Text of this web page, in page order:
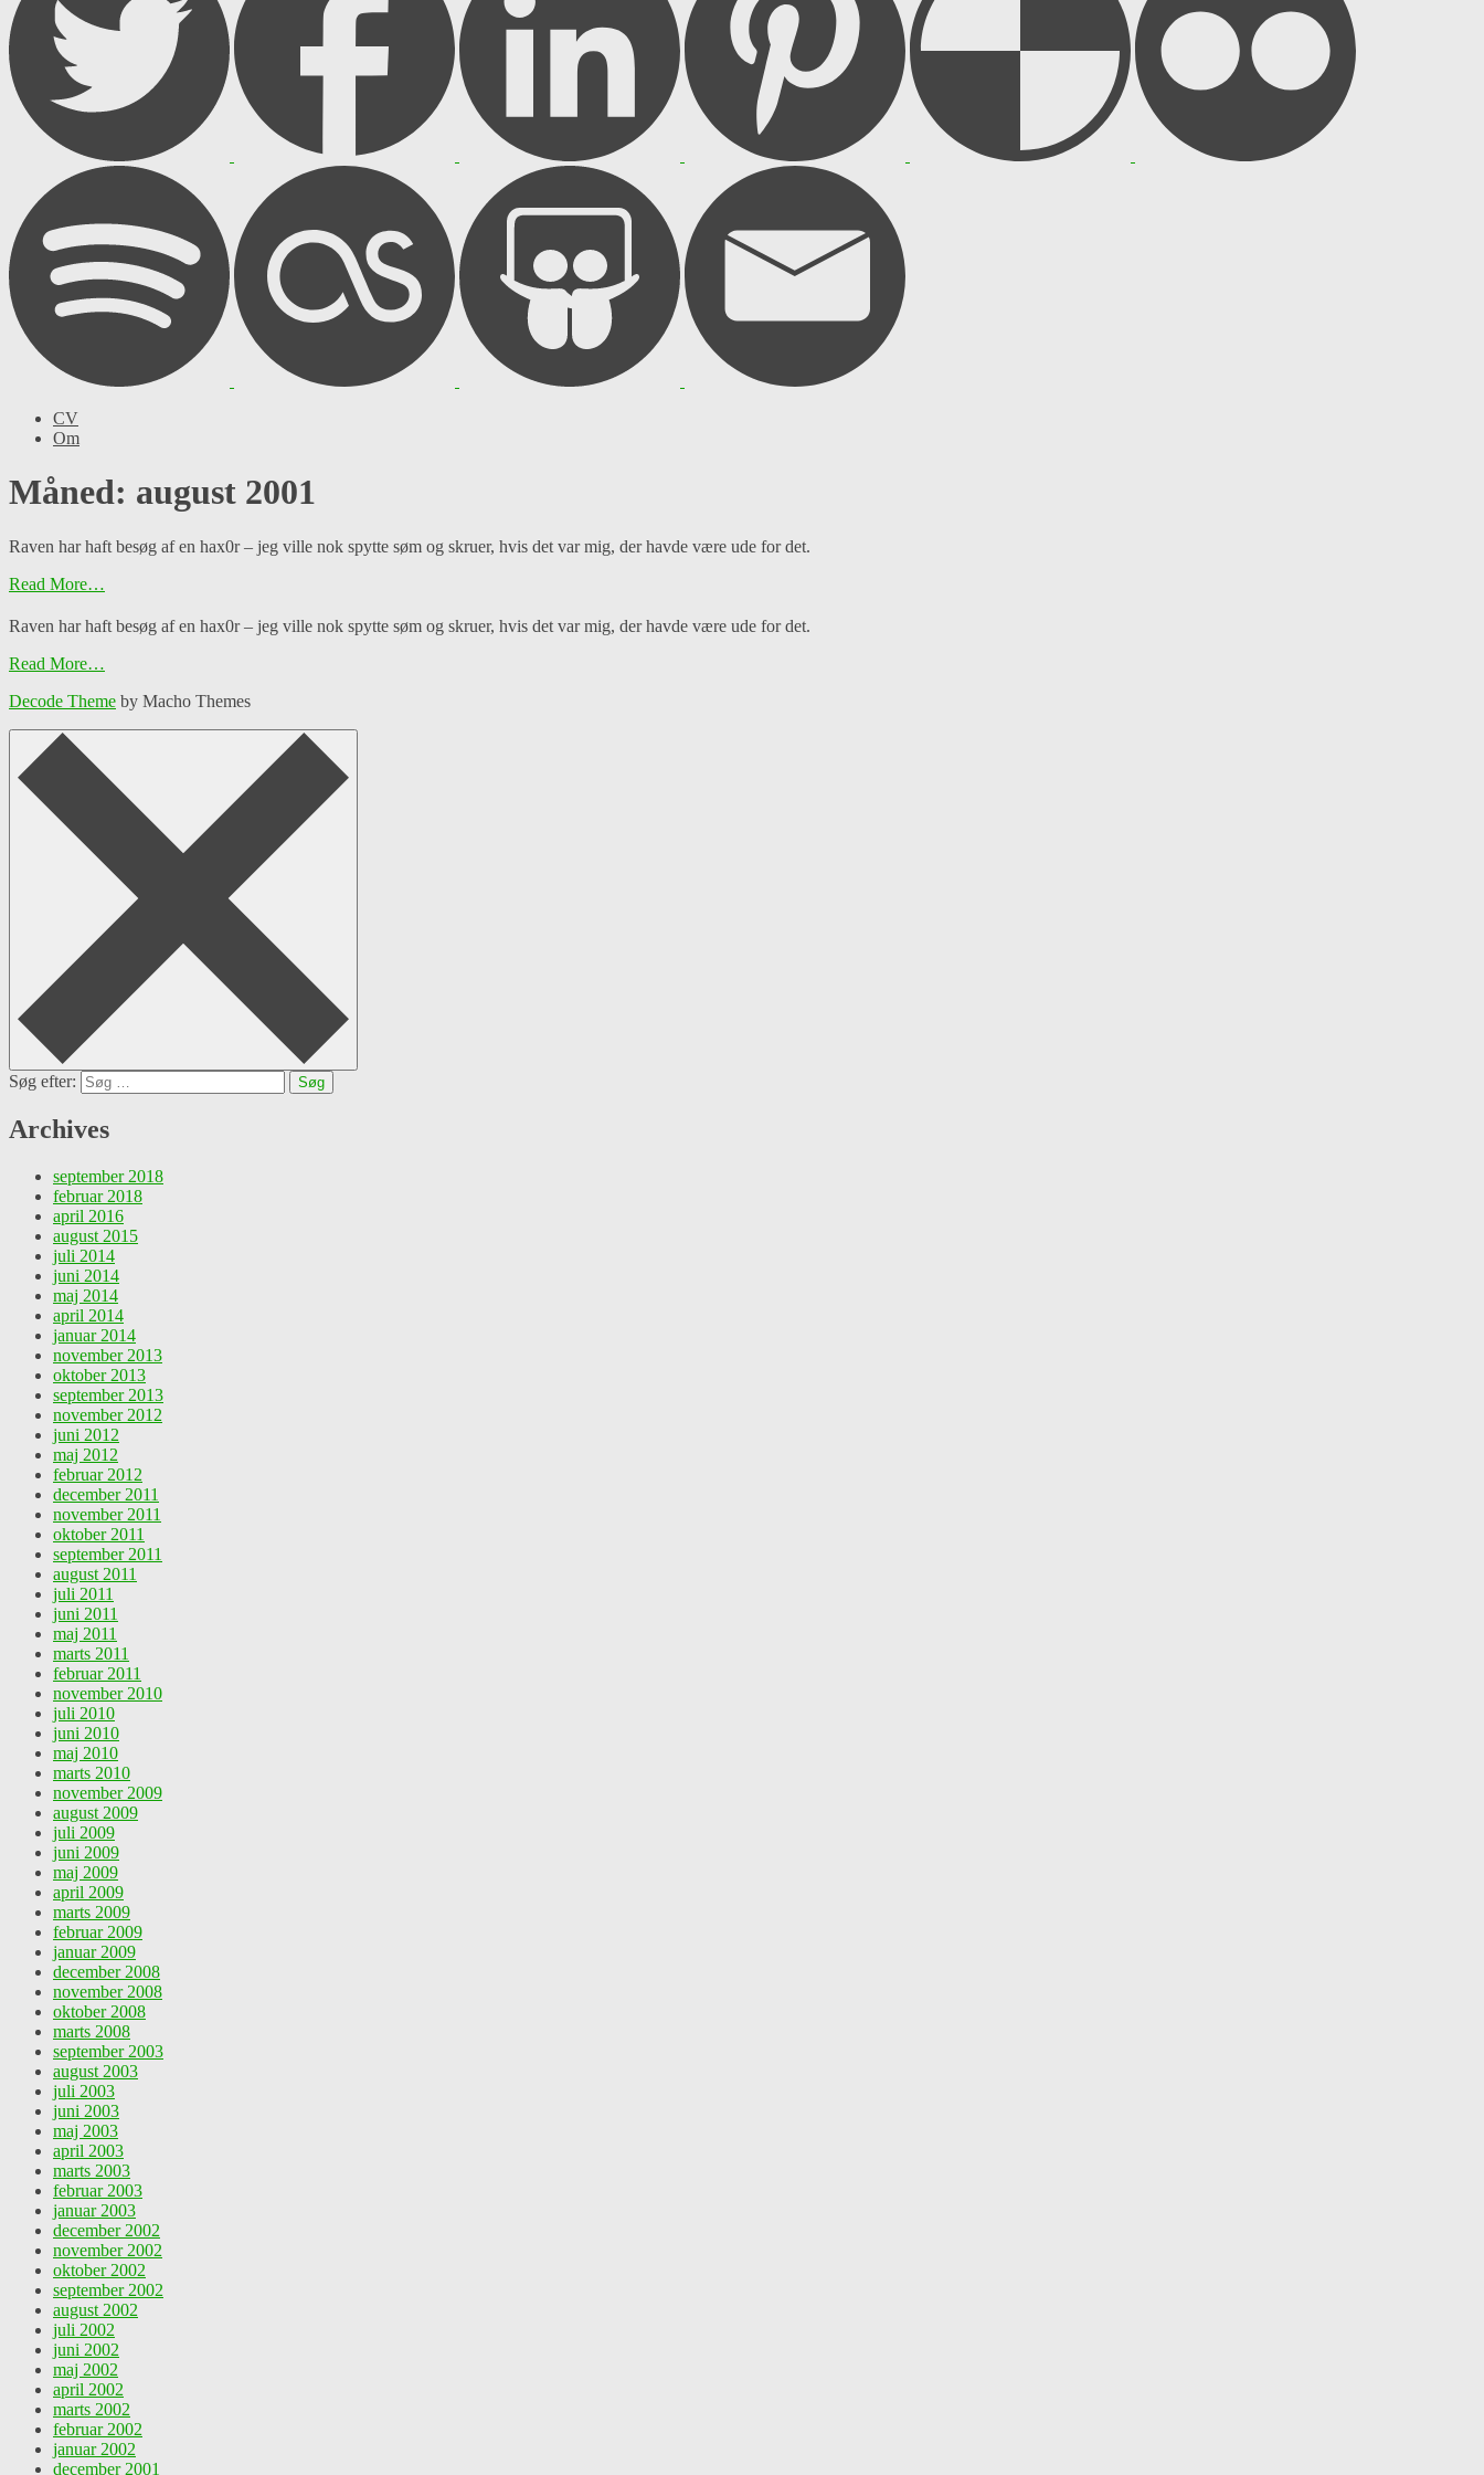
CV
Om
Måned: august 2001
Raven har haft besøg af en hax0r – jeg ville nok spytte søm og skruer, hvis det var mig, der havde være ude for det.
Read More…
Raven har haft besøg af en hax0r – jeg ville nok spytte søm og skruer, hvis det var mig, der havde være ude for det.
Read More…
Decode Theme by Macho Themes
Søg efter:
Archives
september 2018
februar 2018
april 2016
august 2015
juli 2014
juni 2014
maj 2014
april 2014
januar 2014
november 2013
oktober 2013
september 2013
november 2012
juni 2012
maj 2012
februar 2012
december 2011
november 2011
oktober 2011
september 2011
august 2011
juli 2011
juni 2011
maj 2011
marts 2011
februar 2011
november 2010
juli 2010
juni 2010
maj 2010
marts 2010
november 2009
august 2009
juli 2009
juni 2009
maj 2009
april 2009
marts 2009
februar 2009
januar 2009
december 2008
november 2008
oktober 2008
marts 2008
september 2003
august 2003
juli 2003
juni 2003
maj 2003
april 2003
marts 2003
februar 2003
januar 2003
december 2002
november 2002
oktober 2002
september 2002
august 2002
juli 2002
juni 2002
maj 2002
april 2002
marts 2002
februar 2002
januar 2002
december 2001